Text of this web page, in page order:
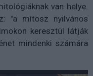
van helye.
"a mítosz nyilvános
keresztül látják
mindenki számára